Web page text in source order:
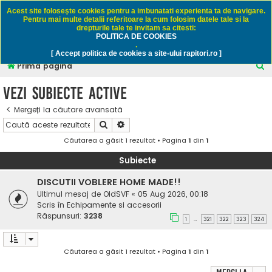
Rapitori.ro - Pescuit sportiv
Prima pagină
C
Vezi subiecte active
Mergeți la căutare avansată
Căutare
Căutarea a găsit 1 rezultat • Pagina 1 din 1
Subiecte
DISCUTII VOBLERE HOME MADE!!
Ultimul mesaj de OldSVF « 05 Aug 2026, 00:18
Scris în Echipamente si accesorii
Răspunsuri: 3238 1 … 321 322 323 324
Căutarea a găsit 1 rezultat • Pagina 1 din 1
Acest site foloseşte cookies pentru a imbunatati experienta ta de navigare.
Pentru mai multe detalii referitoare la cum folosim datele tale si la
drepturile tale te invitam sa citesti:
POLITICA DE COOKIES
.
[ Accept politica de cookies a site-ului rapitori.ro ]